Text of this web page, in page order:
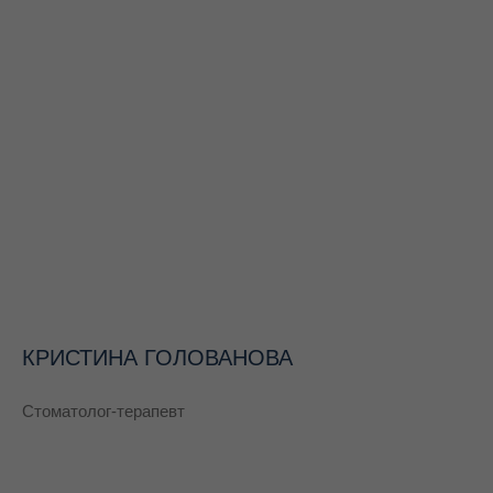
КРИСТИНА ГОЛОВАНОВА
Стоматолог-терапевт